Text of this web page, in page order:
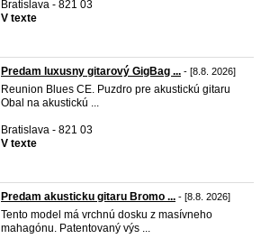
Bratislava - 821 03
V texte
Predam luxusny gitarový GigBag ... - [8.8. 2026]
Reunion Blues CE. Puzdro pre akustickú gitaru
Obal na akustickú ...
Bratislava - 821 03
V texte
Predam akusticku gitaru Bromo ... - [8.8. 2026]
Tento model má vrchnú dosku z masívneho
mahagónu. Patentovaný výs ...